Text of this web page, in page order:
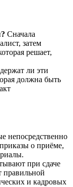
Сначала
затем
решает,
ли эти
должна быть
непосредственно
о приёме,
при сдаче
правильной
и кадровых